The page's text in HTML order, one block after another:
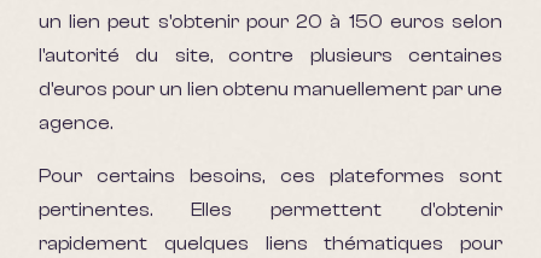
un lien peut s'obtenir pour 20 à 150 euros selon
l'autorité du site, contre plusieurs centaines
d'euros pour un lien obtenu manuellement par une
agence.
Pour certains besoins, ces plateformes sont
pertinentes. Elles permettent d'obtenir
rapidement quelques liens thématiques pour